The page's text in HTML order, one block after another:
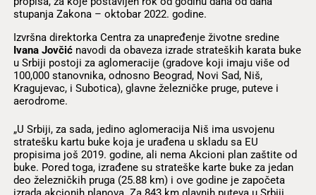
stupanja Zakona – oktobar 2022. godine.
Izvršna direktorka Centra za unapređenje životne sredine
Ivana Jovčićnavodi da obaveza izrade strateških karata buke
u Srbiji postoji za aglomeracije (gradove koji imaju više od
100,000 stanovnika, odnosno Beograd, Novi Sad, Niš,
Kragujevac, i Subotica), glavne železničke pruge, puteve i
aerodrome.
„U Srbiji, za sada, jedino aglomeracija Niš ima usvojenu
stratešku kartu buke koja je urađena u skladu sa EU
propisima još 2019. godine, ali nema Akcioni plan zaštite od
buke. Pored toga, izrađene su strateške karte buke za jedan
deo železničkih pruga (25.88 km) i ove godine je započeta